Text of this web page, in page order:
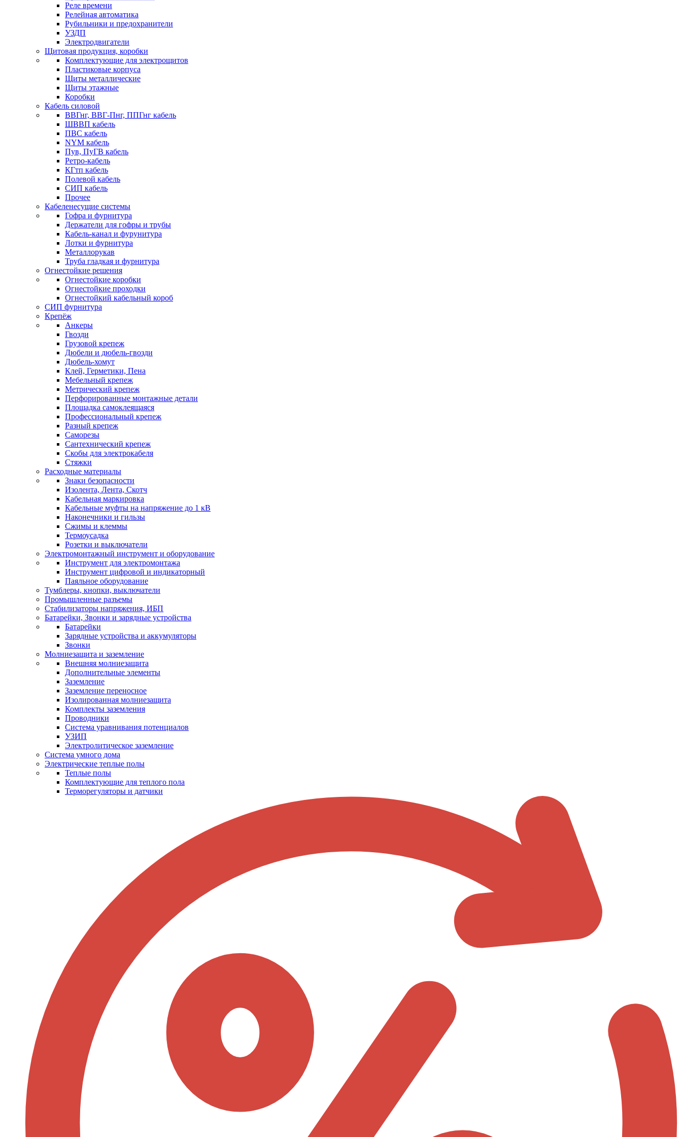
Реле времени
Релейная автоматика
Рубильники и предохранители
УЗДП
Электродвигатели
Щитовая продукция, коробки
Комплектующие для электрощитов
Пластиковые корпуса
Щиты металлические
Щиты этажные
Коробки
Кабель силовой
ВВГнг, ВВГ-Пнг, ППГнг кабель
ШВВП кабель
ПВС кабель
NYM кабель
Пув, ПуГВ кабель
Ретро-кабель
КГтп кабель
Полевой кабель
СИП кабель
Прочее
Кабеленесущие системы
Гофра и фурнитура
Держатели для гофры и трубы
Кабель-канал и фурунитура
Лотки и фурнитура
Металлорукав
Труба гладкая и фурнитура
Огнестойкие решения
Огнестойкие коробки
Огнестойкие проходки
Огнестойкий кабельный короб
СИП фурнитура
Крепёж
Анкеры
Гвозди
Грузовой крепеж
Дюбели и дюбель-гвозди
Дюбель-хомут
Клей, Герметики, Пена
Мебельный крепеж
Метрический крепеж
Перфорированные монтажные детали
Площадка самоклеящаяся
Профессиональный крепеж
Разный крепеж
Саморезы
Сантехнический крепеж
Скобы для электрокабеля
Стяжки
Расходные материалы
Знаки безопасности
Изолента, Лента, Скотч
Кабельная маркировка
Кабельные муфты на напряжение до 1 кВ
Наконечники и гильзы
Сжимы и клеммы
Термоусадка
Розетки и выключатели
Электромонтажный инструмент и оборудование
Инструмент для электромонтажа
Инструмент цифровой и индикаторный
Паяльное оборудование
Тумблеры, кнопки, выключатели
Промышленные разъемы
Стабилизаторы напряжения, ИБП
Батарейки, Звонки и зарядные устройства
Батарейки
Зарядные устройства и аккумуляторы
Звонки
Молниезащита и заземление
Внешняя молниезащита
Дополнительные элементы
Заземление
Заземление переносное
Изолированная молниезащита
Комплекты заземления
Проводники
Система уравнивания потенциалов
УЗИП
Электролитическое заземление
Система умного дома
Электрические теплые полы
Теплые полы
Комплектующие для теплого пола
Терморегуляторы и датчики